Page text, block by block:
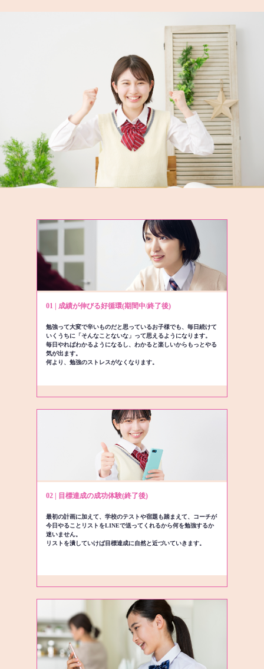
01 | 成績が伸びる好循環(期間中/終了後)
勉強って大変で辛いものだと思っているお子様でも、毎日続けて
いくうちに「そんなことないな」って思えるようになります。
毎日やればわかるようになるし、わかると楽しいからもっとやる
気が出ます。
何より、勉強のストレスがなくなります。
02 | 目標達成の成功体験(終了後)
最初の計画に加えて、学校のテストや宿題も踏まえて、コーチが
今日やることリストをLINEで送ってくれるから何を勉強するか
迷いません。
リストを潰していけば目標達成に自然と近づいていきます。